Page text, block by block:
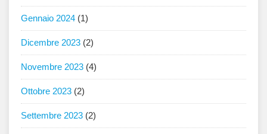
Gennaio 2024 (1)
Dicembre 2023 (2)
Novembre 2023 (4)
Ottobre 2023 (2)
Settembre 2023 (2)